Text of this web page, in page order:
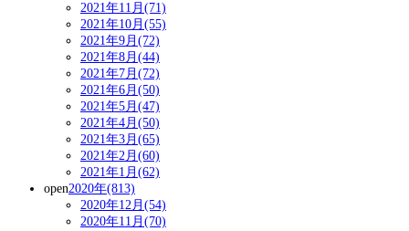
2021年11月(71)
2021年10月(55)
2021年9月(72)
2021年8月(44)
2021年7月(72)
2021年6月(50)
2021年5月(47)
2021年4月(50)
2021年3月(65)
2021年2月(60)
2021年1月(62)
open2020年(813)
2020年12月(54)
2020年11月(70)